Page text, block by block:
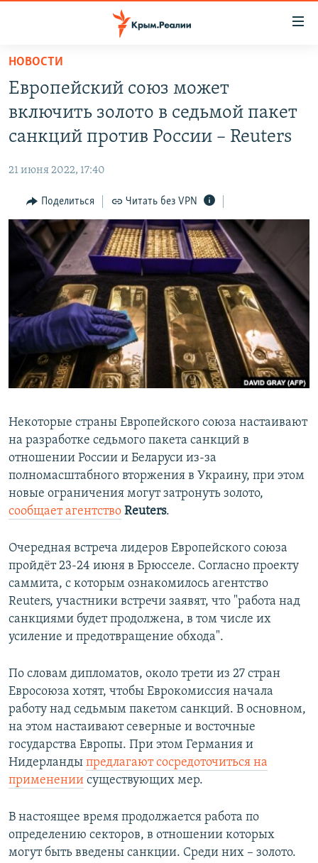
Вернуться
основному
содержанию
главной
Вернутся
поиску
СПЕЦПРОЕКТЫ
11 ЛЕТ ОККУПАЦИИ КРЫМА. 11 ИСТОРИЙ СОПРОТИВЛЕНИЯ
ЕЩЕ
ИНТЕРАКТИВ
ИНФОГРАФИКА
ТЕЛЕПРОЕКТ КРЫМ.РЕАЛИИ
СОВЕТЫ ПРАВОЗАЩИТНИКОВ
ПРОПАВШИЕ БЕЗ ВЕСТИ
ПОБЕДИТЕЛЕЙ НЕ СУДЯТ?
КРЫМ.НЕПОКОРЕННЫЙ
ELIFBE
РАДІО СВОБОДА
КАК ОБОЙТИ БЛОКИРОВКУ
Українською
Qırımtatar
ПРИСОЕДИНЯЙТЕСЬ!
Все сайты RFE/RL
НОВОСТИ
Европейский союз может
включить золото в седьмой пакет
санкций против России – Reuters
21 июня 2022, 17:40
Поделиться Читать без VPN
Некоторые страны Европейского союза настаивают
на разработке седьмого пакета санкций в
отношении России и Беларуси из-за
полномасштабного вторжения в Украину, при этом
новые ограничения могут затронуть золото,
сообщает агентство Reuters.
Очередная встреча лидеров Европейского союза
пройдёт 23-24 июня в Брюсселе. Согласно проекту
саммита, с которым ознакомилось агентство
Reuters, участники встречи заявят, что "работа над
санкциями будет продолжена, в том числе их
усиление и предотвращение обхода".
По словам дипломатов, около трети из 27 стран
Евросоюза хотят, чтобы Еврокомиссия начала
работу над седьмым пакетом санкций. В основном,
на этом настаивают северные и восточные
государства Европы. При этом Германия и
Нидерланды предлагают сосредоточиться на
применении существующих мер.
В настоящее время продолжается работа по
определению секторов, в отношении которых
могут быть введены санкции. Среди них – золото.